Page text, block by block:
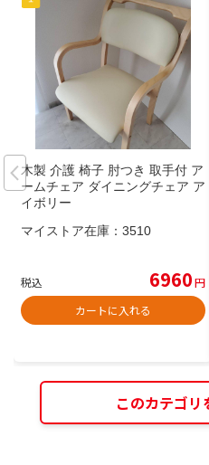
木製 介護 椅子 肘つき 取手付 ア
ームチェア ダイニングチェア ア
イボリー
マイストア在庫： 3510
税込 6960円
カートに入れる
このカテゴリ